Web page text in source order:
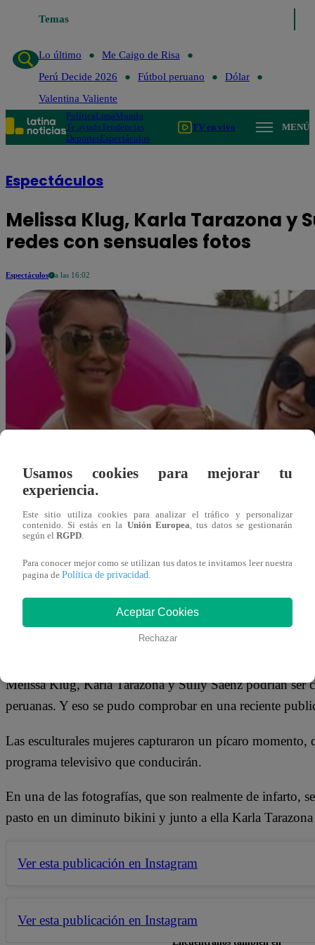
Temas
Lo último
Me Caigo de Risa
Perú Decide 2026
Fútbol peruano
Dólar
Valentina Valiente
PolíticaLimaMundo
Te ayudoTendencias
DeportesEspectáculos
TV en vivo MENÚ
Espectáculos
Melissa Klug, Karla Tarazona y
redes con sensuales fotos
Espectáculos a las 16:02
Redacción Latina
24 de febrero 2018
Melissa Klug, Karla Tarazona y Sully Sáenz podrían ser
peruanas. Y eso se pudo comprobar en una reciente
Las esculturales mujeres capturaron un pícaro momento,
programa televisivo que conducirán.
En una de las fotografías, que son realmente de infarto,
pasto en un diminuto bikini y junto a ella Karla
Ver esta publicación en Instagram
Ver esta publicación en Instagram
Usamos cookies para mejorar tu
experiencia.
Este sitio utiliza cookies para analizar el tráfico y personalizar
contenido. Si estás en la Unión Europea , tus datos se gestionarán
según el RGPD
Para conocer mejor como se utilizan tus datos te invitamos leer nuestra
pagina de Política de privacidad
Aceptar Cookies
Rechazar
Encuéntranos también en